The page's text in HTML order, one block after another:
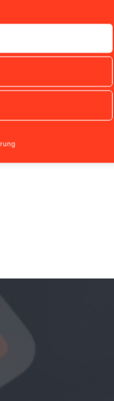
und
hinaus ist er Autor
als